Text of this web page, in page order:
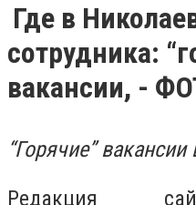
Где в
сотрудника:
вакансии, -
“Горячие”
Редакция